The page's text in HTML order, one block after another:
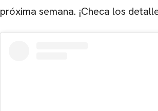
próxima semana. ¡Checa los